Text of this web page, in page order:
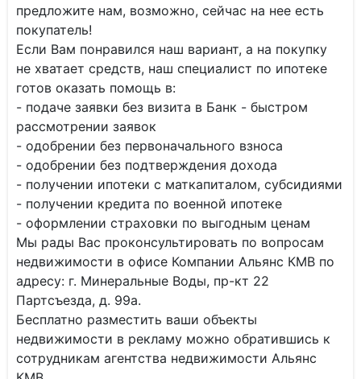
предложите нам, возможно, сейчас на нее есть
покупатель!
Если Вам понравился наш вариант, а на покупку
не хватает средств, наш специалист по ипотеке
готов оказать помощь в:
- подаче заявки без визита в Банк - быстром
рассмотрении заявок
- одобрении без первоначального взноса
- одобрении без подтверждения дохода
- получении ипотеки с маткапиталом, субсидиями
- получении кредита по военной ипотеке
- оформлении страховки по выгодным ценам
Мы рады Вас проконсультировать по вопросам
недвижимости в офисе Компании Альянс КМВ по
адресу: г. Минеральные Воды, пр-кт 22
Партсъезда, д. 99а.
Бесплатно разместить ваши объекты
недвижимости в рекламу можно обратившись к
сотрудникам агентства недвижимости Альянс